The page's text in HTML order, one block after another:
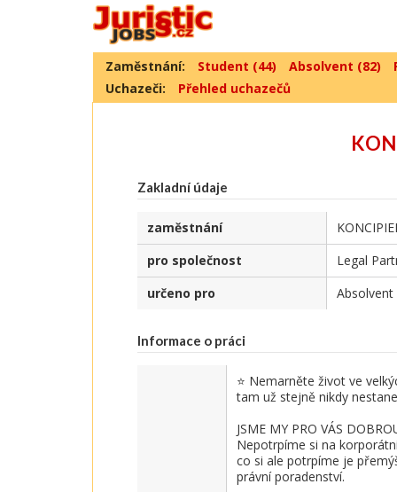
Zaměstnání: Student (44) Absolvent (82)
Uchazeči:
Přehled uchazečů
Zakladní údaje
zaměstnání
pro společnost
Legal
určeno pro
Absolvent
Informace o práci
⭐ Nemarněte život ve
tam už stejně nikdy
JSME MY PRO VÁS
Nepotrpíme si na
co si ale potrpíme je
právní poradenství.